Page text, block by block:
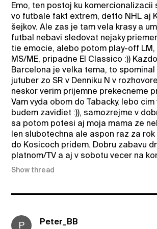
Emo, ten postoj ku komercionalizacii
vo futbale fakt extrem, detto NHL aj
šejkov. Ale zas je tam vela krasy a
futbal nebavi sledovat nejaky
tie emocie, alebo potom play-off
MS/ME, pripadne El Classico :))
Barcelona je velka tema, to
jutuber zo SR v Denniku N v
neskor verim prijemne prekecneme
Vam vyda obom do Tabacky, lebo cim
budem zavidiet :)), samozrejme v
sa potom potesi aj moja mama ze
len slubotechna ale aspon raz za rok
do Kosicoch pridem. Dobru zabavu
platnom/TV a aj v sobotu vecer na
Show thread
P
Peter_BB